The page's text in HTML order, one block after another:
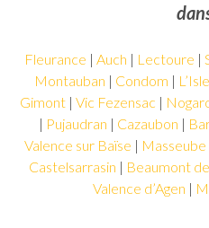
Truilhé
dans
tout
le
Gers,
voire
sur
tout
les
dans
Fleurance |Auch | Lectoure |
Montauban | Condom |
Gimont |Vic Fezensac |
| Pujaudran | Cazaubon |
Valence sur Baïse | Masseube
Castelsarrasin | Beaumont
Valence d’Agen |